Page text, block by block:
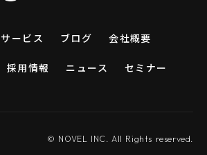
サービス ブログ 会社概要
採用情報 ニュース セミナー
© NOVEL INC. All Rights reserved.